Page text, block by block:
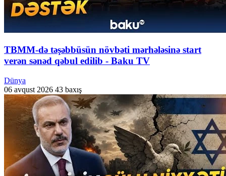
TBMM-də təşəbbüsün növbəti mərhələsinə start
verən sənəd qəbul edilib - Baku TV
Dünya
06 avqust 2026 43 baxış